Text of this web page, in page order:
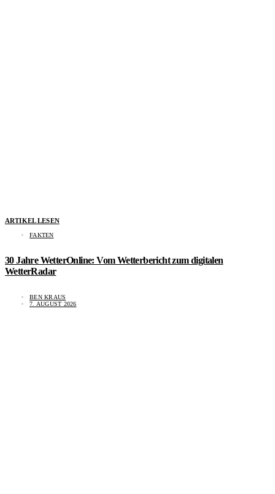
ARTIKEL LESEN
FAKTEN
30 Jahre WetterOnline: Vom Wetterbericht zum digitalen
WetterRadar
BEN KRAUS
7. AUGUST 2026